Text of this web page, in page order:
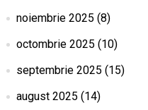
noiembrie 2025 (8)
octombrie 2025 (10)
septembrie 2025 (15)
august 2025 (14)